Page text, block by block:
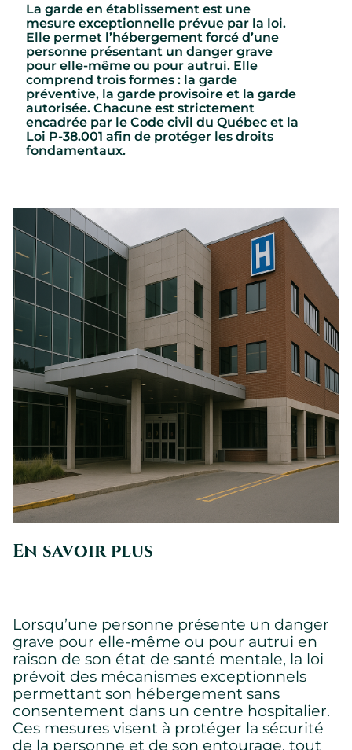
La garde en établissement est une
mesure exceptionnelle prévue par la loi.
Elle permet l’hébergement forcé d’une
personne présentant un danger grave
pour elle-même ou pour autrui. Elle
comprend trois formes : la garde
préventive, la garde provisoire et la garde
autorisée. Chacune est strictement
encadrée par le Code civil du Québec et la
Loi P-38.001 afin de protéger les droits
fondamentaux.
En savoir plus
Lorsqu’une personne présente un danger
grave pour elle-même ou pour autrui en
raison de son état de santé mentale, la loi
prévoit des mécanismes exceptionnels
permettant son hébergement sans
consentement dans un centre hospitalier.
Ces mesures visent à protéger la sécurité
de la personne et de son entourage, tout